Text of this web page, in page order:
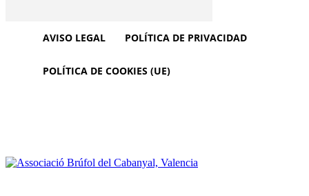
AVISO LEGAL POLÍTICA DE PRIVACIDAD
POLÍTICA DE COOKIES (UE)